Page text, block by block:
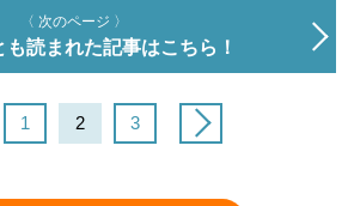
〈 次のページ 〉
読まれた記事はこちら！
1 2 3